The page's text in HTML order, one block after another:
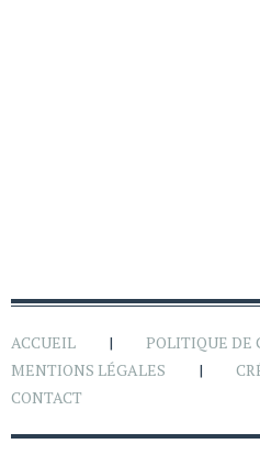
ACCUEIL
POLITIQUE DE
MENTIONS LÉGALES
CONTACT